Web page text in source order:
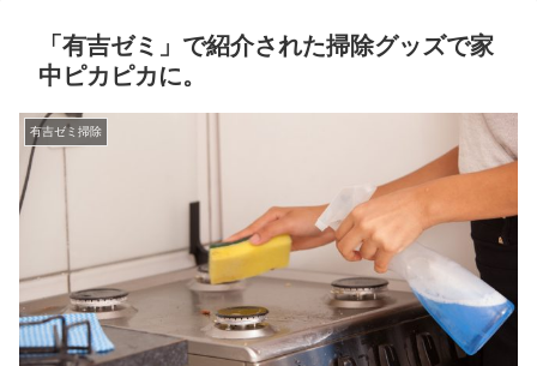
「有吉ゼミ」で紹介された掃除グッズで家
中ピカピカに。
有吉ゼミ掃除